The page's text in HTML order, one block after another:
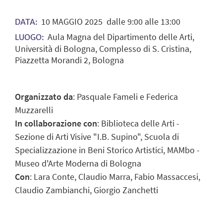
DATA: 10MAGGIO 2025 dalle 9:00 alle 13:00
LUOGO: Aula Magna del Dipartimento delle Arti,
Università di Bologna, Complesso di S. Cristina,
Piazzetta Morandi 2, Bologna
Organizzato da: Pasquale Fameli e Federica
Muzzarelli
In collaborazione con: Biblioteca delle Arti -
Sezione di Arti Visive "I.B. Supino", Scuola di
Specializzazione in Beni Storico Artistici, MAMbo -
Museo d'Arte Moderna di Bologna
Con: Lara Conte, Claudio Marra, Fabio Massaccesi,
Claudio Zambianchi, Giorgio Zanchetti